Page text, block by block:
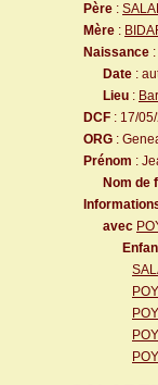
Père :
Mère :
Naissance :
Date :
Lieu :
DCF : 17/
ORG :
Prénom :
Nom de
avec